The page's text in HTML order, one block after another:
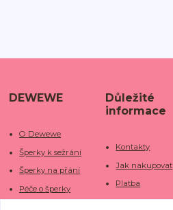
DEWEWE
O Dewewe
Šperky k sežrání
Šperky na přání
Péče o šperky
Důležité
informace
Kontakty
Jak nakupovat
Platba
Doba dodání